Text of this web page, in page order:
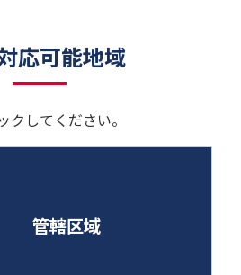
応可能地域
してください。
管轄区域